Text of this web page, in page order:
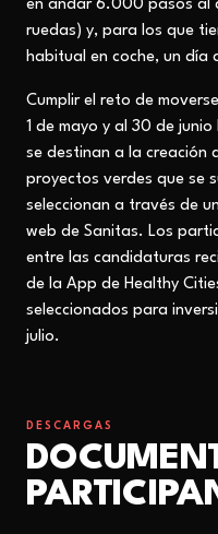
en andar 6.000 pasos al
ruedas) y, para los que
habitual en coche, un día
Cumplir el reto de
1 de mayo y al 30 de
se destinan a la creación
proyectos verdes que se
seleccionan a través de
web de Sanitas. Los
entre las candidaturas
de la App de Healthy
seleccionados para
julio.
DESCARGAS